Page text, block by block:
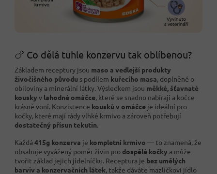
🍗 Co dělá tuhle konzervu tak oblíbenou?
Základem receptury jsou maso a vedlejší produkty
živočišného původu s podílem kuřecího masa, doplněné o
obiloviny a minerální látky. Výsledkem jsou měkké, šťavnaté
kousky v lahodné omáčce, které se snadno nabírají a kočce
krásně voní. Konzistence kousků v omáčce je ideální pro
kočky, které mají rády vlhké krmivo a zároveň potřebují
dostatečný přísun tekutin.
Každá 415g konzerva je kompletní krmivo — to znamená, že
obsahuje vyvážený poměr živin pro dospělé kočky a může
tvořit základ jejich jídelníčku. Receptura je bez umělých
barviv a konzervačních látek, takže dáváte mazlíčkovi jídlo